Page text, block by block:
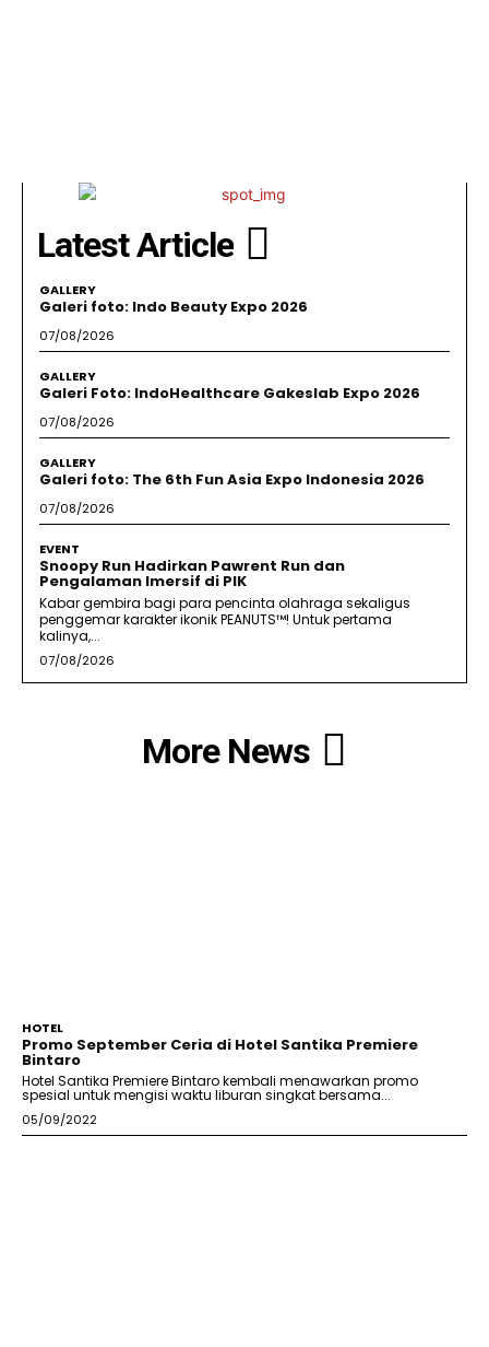
Latest Article
GALLERY
Galeri foto: Indo Beauty Expo 2026
07/08/2026
GALLERY
Galeri Foto: IndoHealthcare Gakeslab Expo 2026
07/08/2026
GALLERY
Galeri foto: The 6th Fun Asia Expo Indonesia 2026
07/08/2026
EVENT
Snoopy Run Hadirkan Pawrent Run dan
Pengalaman Imersif di PIK
Kabar gembira bagi para pencinta olahraga sekaligus
penggemar karakter ikonik PEANUTS™! Untuk pertama
kalinya,...
07/08/2026
More News
HOTEL
Promo September Ceria di Hotel Santika Premiere
Bintaro
Hotel Santika Premiere Bintaro kembali menawarkan promo
spesial untuk mengisi waktu liburan singkat bersama...
05/09/2022